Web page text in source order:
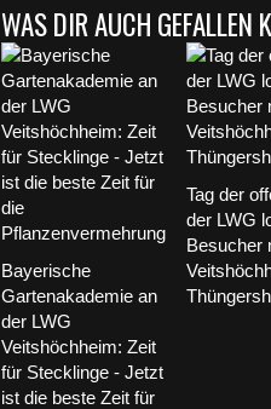
WAS DIR AUCH GEFALLEN
Bayerische
Gartenakademie an
der LWG
Veitshöchheim: Zeit
für Stecklinge - Jetzt
ist die beste Zeit für
Tag der
der LWG
Besucher